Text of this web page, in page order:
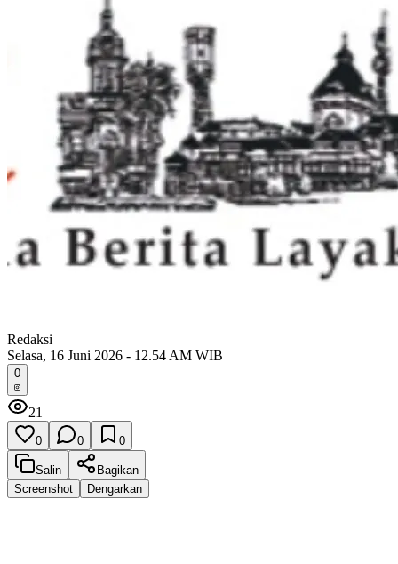
Redaksi
Selasa, 16 Juni 2026 - 12.54 AM WIB
0
21
0 0 0
Salin
Bagikan
Screenshot
Dengarkan